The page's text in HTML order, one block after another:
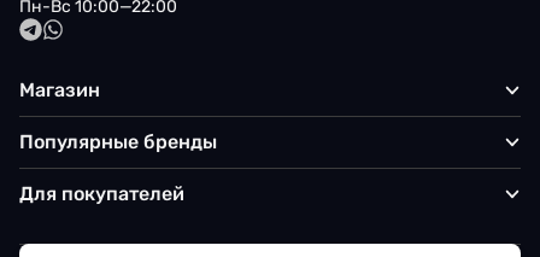
Пн-Вс 10:00—22:00
Магазин
Популярные бренды
Для покупателей